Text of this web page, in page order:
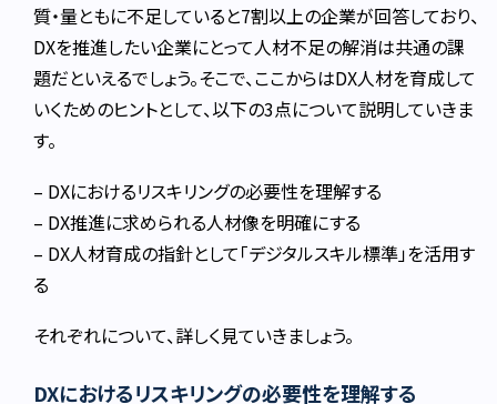
質・量ともに不足していると7割以上の企業が回答しており、
DXを推進したい企業にとって人材不足の解消は共通の課
題だといえるでしょう。そこで、ここからはDX人材を育成して
いくためのヒントとして、以下の3点について説明していきま
す。
– DXにおけるリスキリングの必要性を理解する
– DX推進に求められる人材像を明確にする
– DX人材育成の指針として「デジタルスキル標準」を活用す
る
それぞれについて、詳しく見ていきましょう。
DXにおけるリスキリングの必要性を理解する